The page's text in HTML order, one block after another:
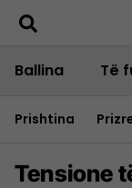
Ballina Të
Prishtina
Tensione